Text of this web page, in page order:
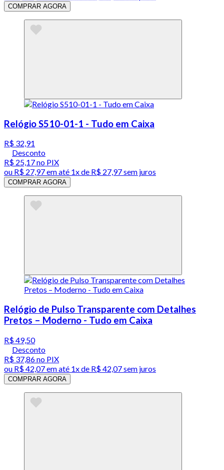
COMPRAR AGORA
Relógio S510-01-1 - Tudo em Caixa
R$ 32,91
Desconto
R$ 25,17no PIX
ou R$ 27,97em até 1x de R$ 27,97sem juros
COMPRAR AGORA
Relógio de Pulso Transparente com Detalhes
Pretos – Moderno - Tudo em Caixa
R$ 49,50
Desconto
R$ 37,86no PIX
ou R$ 42,07em até 1x de R$ 42,07sem juros
COMPRAR AGORA